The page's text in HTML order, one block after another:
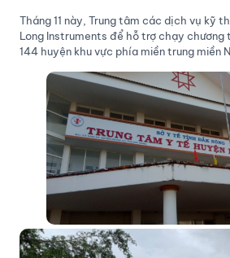
Tháng 11 này, Trung tâm các dịch vụ kỹ
Long Instruments để hỗ trợ chạy
144 huyện khu vực phía miền trung miền